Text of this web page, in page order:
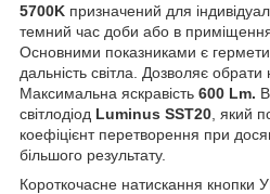
5700K призначений для
темний час доби або в
Основними показниками є
дальність світла. Дозволяє
Максимальна яскравість 600 Lm.
світлодіод Luminus SST20 , який
коефіцієнт перетворення при
більшого результату.
Короткочасне натискання